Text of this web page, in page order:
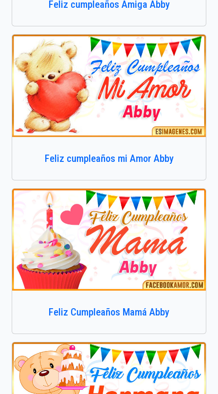
Feliz cumpleaños Amiga Abby
Feliz cumpleaños mi Amor Abby
Feliz Cumpleaños Mamá Abby